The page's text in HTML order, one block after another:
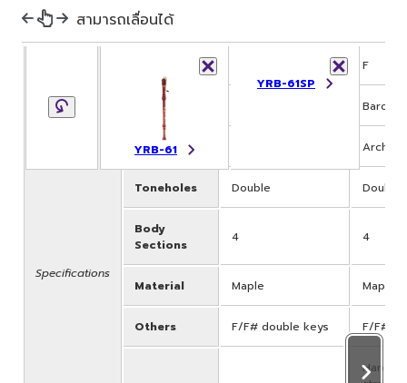
สามารถเลื่อนได้
YRB-61
YRB-61SP
Specifications
F
System
Windway Arch
Toneholes Double Double
Body
Sections
4 4
Material Maple Maple
Others F/F# double keys F/F#
Hard